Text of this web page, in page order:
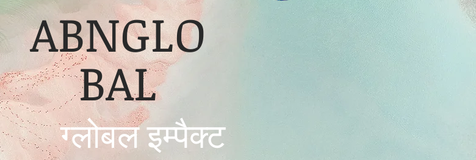
ग्लोबल इम्पैक्ट
ABNGLO
BAL